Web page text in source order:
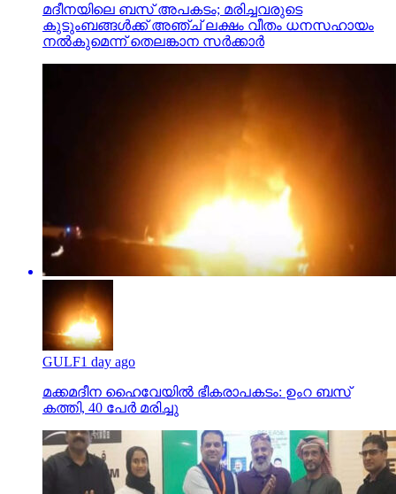
മദീനയിലെ ബസ് അപകടം; മരിച്ചവരുടെ
കുടുംബങ്ങള്‍ക്ക് അഞ്ച് ലക്ഷം വീതം ധനസഹായം
നല്‍കുമെന്ന് തെലങ്കാന സര്‍ക്കാര്‍
GULF1 day ago
മക്കമദീന ഹൈവേയില്‍ ഭീകരാപകടം: ഉംറ ബസ്
കത്തി, 40 പേര്‍ മരിച്ചു